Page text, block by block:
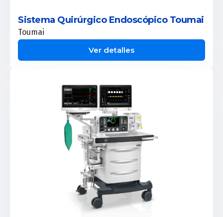
Sistema Quirúrgico Endoscópico Toumai
Toumai
Ver detalles